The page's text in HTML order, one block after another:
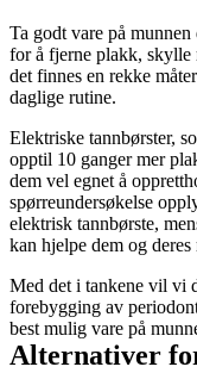
Ta godt vare på
for å fjerne plakk, skylle
det finnes en rekke
daglige rutine.
Elektriske tannbørster,
opptil 10 ganger mer
dem vel egnet å
spørreundersøkelse
elektrisk tannbørste,
kan hjelpe dem og
Med det i tankene vil vi
forebygging av
best mulig vare på
Alternativer